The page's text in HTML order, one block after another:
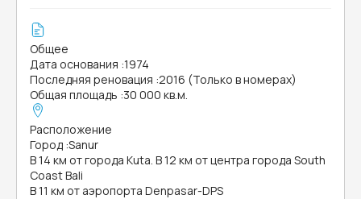
Общее
Дата основания :1974
Последняя реновация :2016 (Только в номерах)
Общая площадь :30 000 кв.м.
Расположение
Город :Sanur
В 14 км от города Kuta. В 12 км от центра города South
Coast Bali
В 11 км от аэропорта Denpasar-DPS